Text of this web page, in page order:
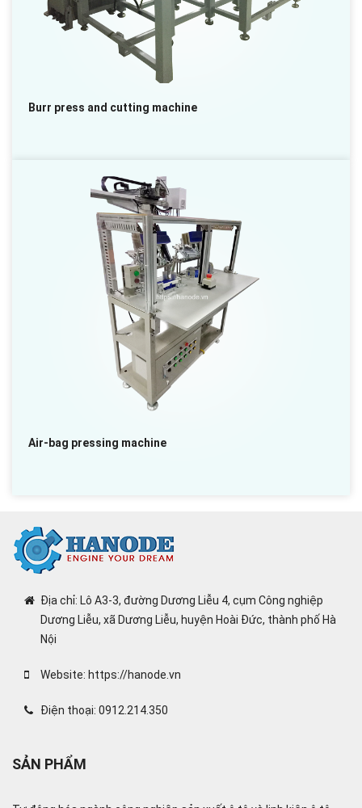
Burr press and cutting machine
Air-bag pressing machine
Địa chỉ: Lô A3-3, đường Dương Liễu 4, cụm Công nghiệp
Dương Liễu, xã Dương Liễu, huyện Hoài Đức, thành phố Hà
Nội
Website: https://hanode.vn
Điện thoại: 0912.214.350
SẢN PHẨM